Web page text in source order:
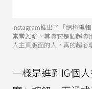
Instagram推出了「網格編
常常忽略，其實它是個超實
人主頁版面的人，真的超必
一樣是進到IG個